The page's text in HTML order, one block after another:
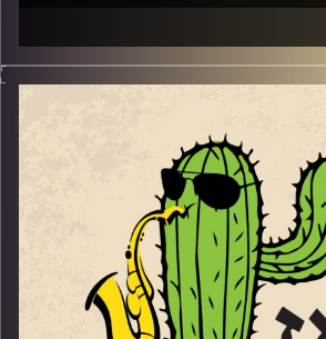
חסון
את אלבומו השני הוא דמות
ייחודית. לא רק בגלל שהיה בגיל 61 כשאלבום הבכורה יצא,
https://youtu.be/
שלו. שוחחנו איתו באולפן על מוזיקה,